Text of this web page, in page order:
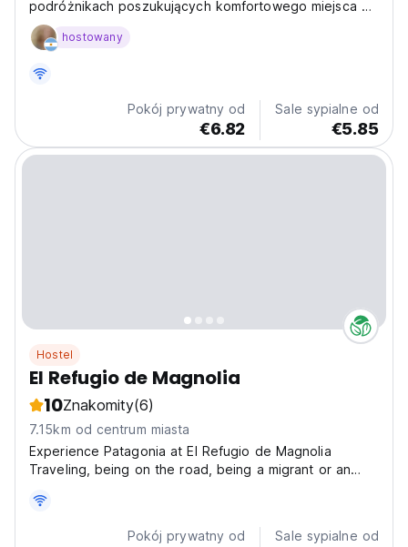
podróżnikach poszukujących komfortowego miejsca do
odpoczynku. Znajdujemy się w centrum miasta El
Bolson, w strategicznym punkcie, ponieważ nie
Jesteśmy otoczeni restauracjami,...
hostowany
Pokój prywatny od
€6.82
Sale sypialne od
€5.85
Hostel
El Refugio de Magnolia
10Znakomity(6)
7.15km od centrum miasta
Experience Patagonia at El Refugio de Magnolia
Traveling, being on the road, being a migrant or an
deeply personal journey every time. It is a rediscovery
of oneself, of community, and of the world. This...
Pokój prywatny od Sale sypialne od